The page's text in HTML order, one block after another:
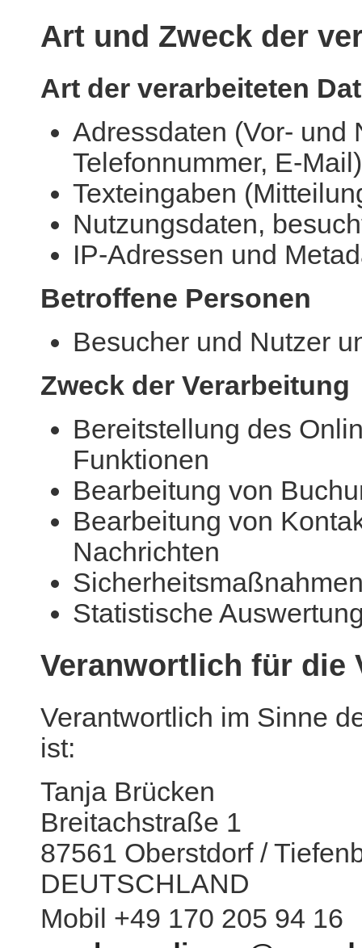
Art und Zweck der
Art der verarbeiteten
Adressdaten (Vor- und
Telefonnummer, E-Mail)
Texteingaben
Nutzungsdaten,
IP-Adressen und
Betroffene Personen
Besucher und Nutzer
Zweck der Verarbeitung
Bereitstellung des
Funktionen
Bearbeitung von
Bearbeitung von
Nachrichten
Statistische
Veranwortlich für die
Verantwortlich im Sinne
ist:
Tanja Brücken
Breitachstraße 1
87561 Oberstdorf /
DEUTSCHLAND
Mobil +49 170 205 94 16